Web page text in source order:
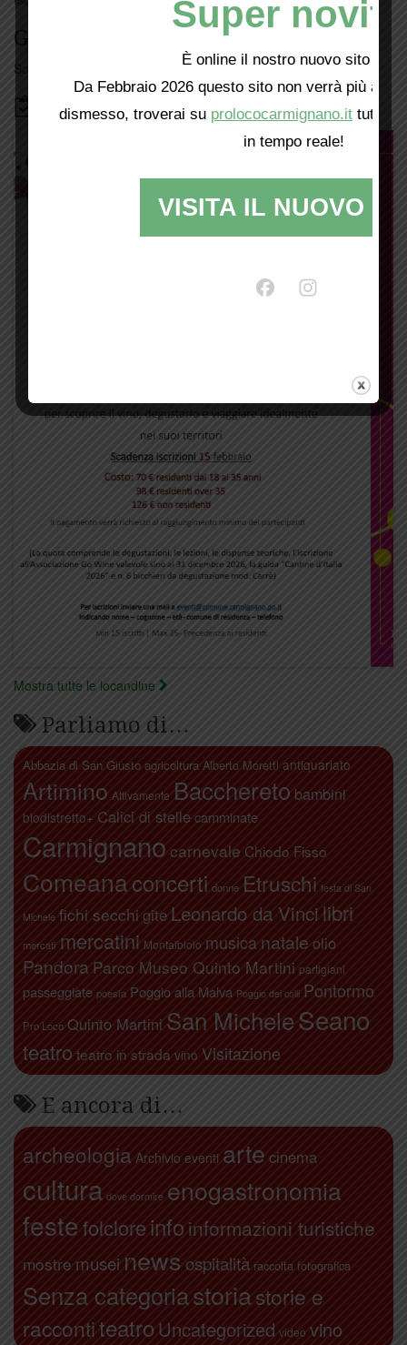
Giorno per giorno a Carmignano
Scopri tutti gli eventi
Bacheca
Mostra tutte le locandine
Parliamo di…
Abbazia di San Giusto agricoltura Alberto Moretti antiquariato
Artimino Attivamente Bacchereto bambini
biodistretto+ Calici di stellecamminate
Carmignano carnevale Chiodo Fisso
Comeanaconcerti donne Etruschi festa di San
Michele fichi secchi gite Leonardo da Vinci libri
mercati mercatini Montalbiolo musica natale olio
Pandora Parco Museo Quinto Martini partigiani
passeggiate poesia Poggio alla Malva Poggio dei colli Pontormo
Pro Loco Quinto Martini San MicheleSeano
teatro teatro in strada vino Visitazione
E ancora di…
archeologia Archivio eventi arte cinema
cultura dove dormire enogastronomia
festefolcloreinfo informazioni turistiche
mostre musei news ospitalità raccolta fotografica
Senza categoriastoriastorie e
raccontiteatro Uncategorized video vino
Super
È online il nostro nuovo sito web!
Da Febbraio 2026 questo sito non verrà più
dismesso, troverai su prolococarmignano.it tutti i
in tempo reale!
VISITA IL NUOVO